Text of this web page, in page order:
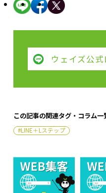
ウェイズ公
この記事の関連タグ・コラム一
#LINE＋Lステップ